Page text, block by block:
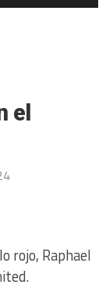
el
rojo, Raphael